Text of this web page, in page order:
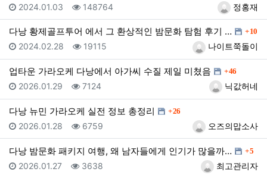
등록자정홍재
등록일
2024.01.03 조회
148764
다낭 황제골프투어 에서 그 환상적인 밤문화 탐험 후기 … 댓글
10
등록자나이트쭉돌이
등록일
2024.02.28 조회
19115
업타운 가라오케 다낭에서 아가씨 수질 제일 미쳤음 댓글
46
등록자닉값허네
등록일
2026.01.29 조회
7124
다낭 뉴민 가라오케 실전 정보 총정리 댓글
26
등록자오즈의맙소사
등록일
2026.01.28 조회
6759
다낭 밤문화 패키지 여행, 왜 남자들에게 인기가 많을까… 댓글
5
등록자최고관리자
등록일
2026.01.27 조회
3638